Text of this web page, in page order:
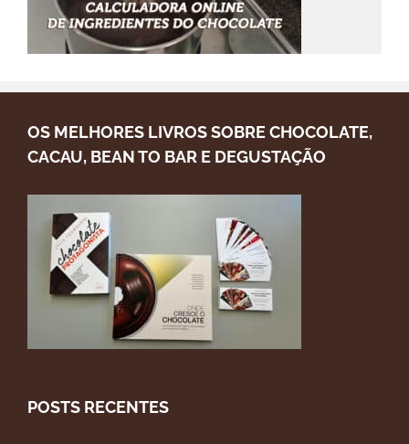
OS MELHORES LIVROS SOBRE CHOCOLATE,
CACAU, BEAN TO BAR E DEGUSTAÇÃO
POSTS RECENTES